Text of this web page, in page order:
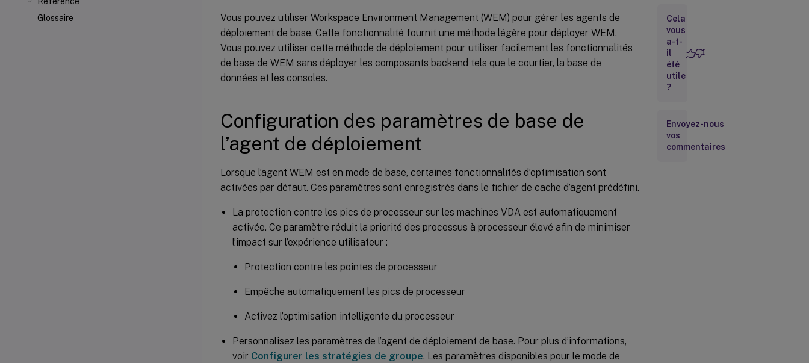
Glossaire
Vous pouvez utiliser Workspace Environment Management (WEM) pour gérer les agents de
déploiement de base. Cette fonctionnalité fournit une méthode légère pour déployer WEM.
Vous pouvez utiliser cette méthode de déploiement pour utiliser facilement les fonctionnalités
de base de WEM sans déployer les composants backend tels que le courtier, la base de
données et les consoles.
Configuration des paramètres de base de
l’agent de déploiement
Lorsque l’agent WEM est en mode de base, certaines fonctionnalités d’optimisation sont
activées par défaut. Ces paramètres sont enregistrés dans le fichier de cache d’agent prédéfini.
La protection contre les pics de processeur sur les machines VDA est automatiquement
activée. Ce paramètre réduit la priorité des processus à processeur élevé afin de minimiser
l’impact sur l’expérience utilisateur :
Protection contre les pointes de processeur
Empêche automatiquement les pics de processeur
Activez l’optimisation intelligente du processeur
Personnalisez les paramètres de l’agent de déploiement de base. Pour plus d’informations,
voir Configurer les stratégies de groupe. Les paramètres disponibles pour le mode de
de l’agent
Utilisation
de la
fonction
de durée
de
Cela
vous
a-t-
il
été
utile
?
Envoyez-nous
vos
commentaires